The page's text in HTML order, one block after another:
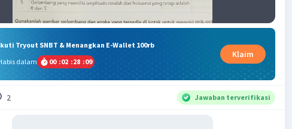
Tryout SNBT & Menangkan E-Wallet 100rb
dalam
00 :02 :28 :08
Klaim
2 Jawaban terverifikasi